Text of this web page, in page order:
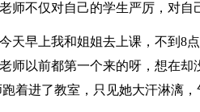
师不仅对自己的学生严厉，对自
天早上我和姐姐去上课，不到8
师以前都第一个来的呀，想在
着进了教室，只见她大汗淋漓，